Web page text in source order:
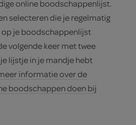
online boodschappenlijst.
selecteren die je regelmatig
op je boodschappenlijst
volgende keer met twee
lijstje in je mandje hebt
informatie over de
boodschappen doen bij